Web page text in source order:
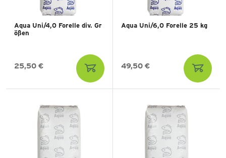
Aqua Uni/4,0 Forelle div. Gr
ößen
25,50 €
Aqua Uni/6,0 Forelle 25 kg
49,50 €